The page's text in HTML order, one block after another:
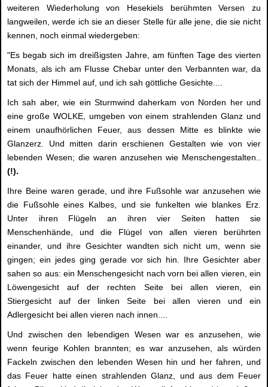
weiteren Wiederholung von Hesekiels berühmten Versen zu
langweilen, werde ich sie an dieser Stelle für alle jene, die sie nicht
kennen, noch einmal wiedergeben:
"Es begab sich im dreißigsten Jahre, am fünften Tage des vierten
Monats, als ich am Flusse Chebar unter den Verbannten war, da
tat sich der Himmel auf, und ich sah göttliche Gesichte....
Ich sah aber, wie ein Sturmwind daherkam von Norden her und
eine große WOLKE, umgeben von einem strahlenden Glanz und
einem unaufhörlichen Feuer, aus dessen Mitte es blinkte wie
Glanzerz. Und mitten darin erschienen Gestalten wie von vier
lebenden Wesen; die waren anzusehen wie Menschengestalten..
(!).
Ihre Beine waren gerade, und ihre Fußsohle war anzusehen wie
die Fußsohle eines Kalbes, und sie funkelten wie blankes Erz.
Unter ihren Flügeln an ihren vier Seiten hatten sie
Menschenhände, und die Flügel von allen vieren berührten
einander, und ihre Gesichter wandten sich nicht um, wenn sie
gingen; ein jedes ging gerade vor sich hin. Ihre Gesichter aber
sahen so aus: ein Menschengesicht nach vorn bei allen vieren, ein
Löwengesicht auf der rechten Seite bei allen vieren, ein
Stiergesicht auf der linken Seite bei allen vieren und ein
Adlergesicht bei allen vieren nach innen....
Und zwischen den lebendigen Wesen war es anzusehen, wie
wenn feurige Kohlen brannten; es war anzusehen, als würden
Fackeln zwischen den lebenden Wesen hin und her fahren, und
das Feuer hatte einen strahlenden Glanz, und aus dem Feuer